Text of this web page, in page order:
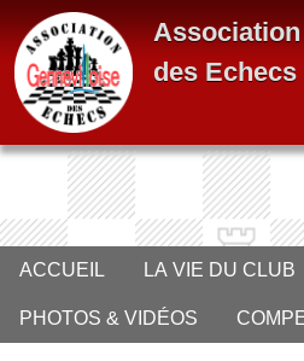
des Echecs
ACCUEIL LA VIE DU CLUB
PHOTOS & VIDÉOS
Panneau de gestion des cookies